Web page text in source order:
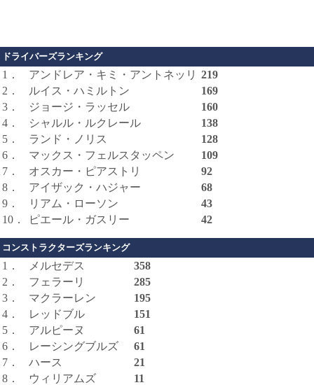
ドライバーズランキング
1． アンドレア・キミ・アントネッリ 219
2．
ルイス・ハミルトン
169
3．
ジョージ・ラッセル
160
4．
シャルル・ルクレール
138
5．
ランド・ノリス
128
6．
マックス・フェルスタッペン
109
7．
オスカー・ピアストリ
92
8．
アイザック・ハジャー
68
9．
リアム・ローソン
43
10．
ピエール・ガスリー 42
コンストラクターズランキング
1． メルセデス
358
2．
フェラーリ
285
3．
マクラーレン
195
4．
レッドブル
151
5．
アルピーヌ
61
6．
レーシングブルズ
61
7．
ハース
21
8．
ウィリアムズ
11